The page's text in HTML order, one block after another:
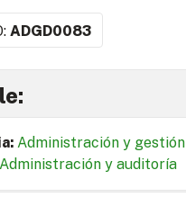
ADGD0083
Administración y gestión
Administración y auditoría